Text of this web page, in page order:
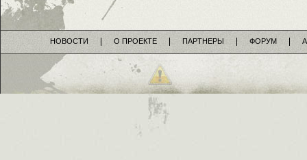
НОВОСТИ О ПРОЕКТЕ ПАРТНЕРЫ ФОРУМ